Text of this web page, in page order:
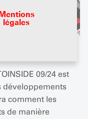
légales
09/24 est
développements
comment les
de manière